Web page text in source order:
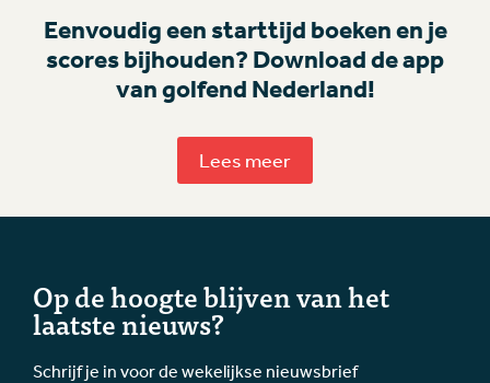
Eenvoudig een starttijd boeken en je
scores bijhouden? Download de app
van golfend Nederland!
Lees meer
Op de hoogte blijven van het
laatste nieuws?
Schrijf je in voor de wekelijkse nieuwsbrief